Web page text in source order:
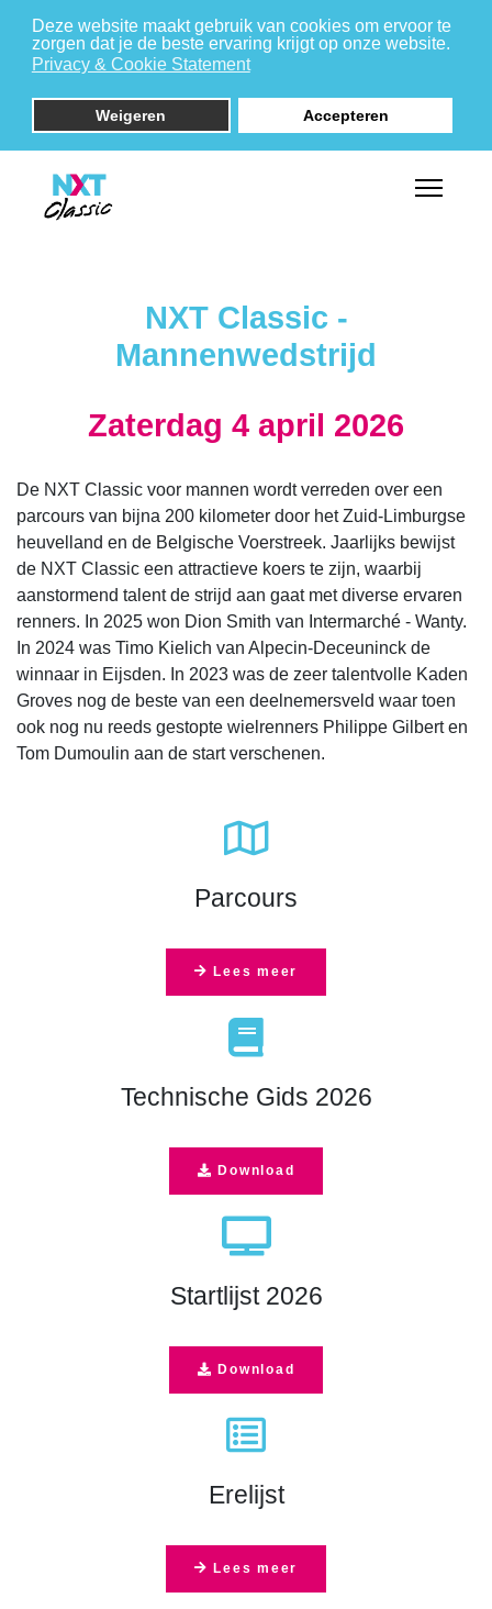
Deze website maakt gebruik van cookies om ervoor te
zorgen dat je de beste ervaring krijgt op onze website.
Privacy & Cookie Statement
Weigeren Accepteren
NXT Classic -
Mannenwedstrijd
Zaterdag 4 april 2026
De NXT Classic voor mannen wordt verreden over een
parcours van bijna 200 kilometer door het Zuid-Limburgse
heuvelland en de Belgische Voerstreek. Jaarlijks bewijst
de NXT Classic een attractieve koers te zijn, waarbij
aanstormend talent de strijd aan gaat met diverse ervaren
renners. In 2025 won Dion Smith van Intermarché - Wanty.
In 2024 was Timo Kielich van Alpecin-Deceuninck de
winnaar in Eijsden. In 2023 was de zeer talentvolle Kaden
Groves nog de beste van een deelnemersveld waar toen
ook nog nu reeds gestopte wielrenners Philippe Gilbert en
Tom Dumoulin aan de start verschenen.
fa-
Parcours
Lees meer
fa-
Technische Gids 2026
Download
fa-
Startlijst 2026
Download
fa-
alt
Erelijst
Lees meer